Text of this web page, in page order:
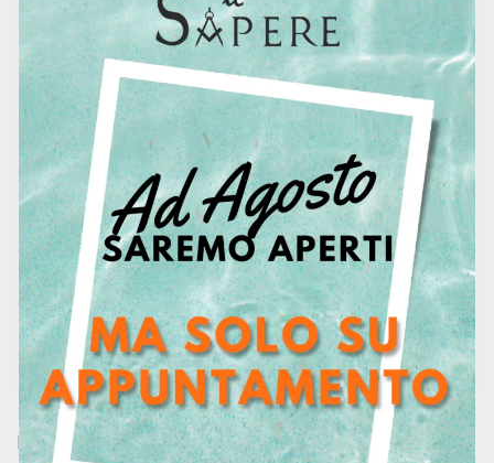
Lessons 0
Quizzes 0
Language Italiano
Skill level intermediate
Certificate no
Related Courses